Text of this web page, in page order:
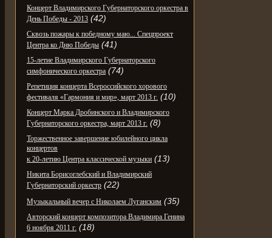
Концерт Владимирского Губернаторского оркестра в
День Победы - 2013 (42)
Сквозь пожары к победному маю... Спецпроект
Центра ко Дню Победы (41)
15-летие Владимирского Губернаторского
симфонического оркестра (74)
Репетиция концерта Всероссийского хорового
фестиваля «Гармония и мир», март 2013 г. (10)
Концерт Марка Дробинского и Владимирского
Губернаторского оркестра, март 2013 г. (8)
Торжественное завершение юбилейного цикла
концертов
к 20-летию Центра классической музыки (13)
Никита Борисоглебский и Владимирский
Губернаторский оркестр (22)
Музыкальный вечер с Николаем Луганским (35)
Авторский концерт композитора Владимира Генина
6 ноября 2011 г. (18)